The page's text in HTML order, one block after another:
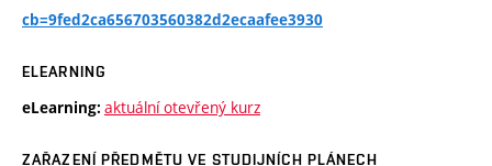
cb=9fed2ca656703560382d2ecaafee3930
ELEARNING
eLearning: aktuální otevřený kurz
ZAŘAZENÍ PŘEDMĚTU VE STUDIJNÍCH PLÁNECH